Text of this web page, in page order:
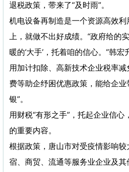
退税政策，带来了“及时雨”。
机电设备再制造是一个资源高效
上，就做不出好成绩。“政府给的
暖的‘大手’，托着咱的信心。”韩
用加计扣除、高新技术企业税率
费等助企纾困优惠政策，能给企业
银”。
用财税“有形之手”，托起企业信心
的重要内容。
根据政策，唐山市对受疫情影响
宿、商贸、流通等服务业企业及